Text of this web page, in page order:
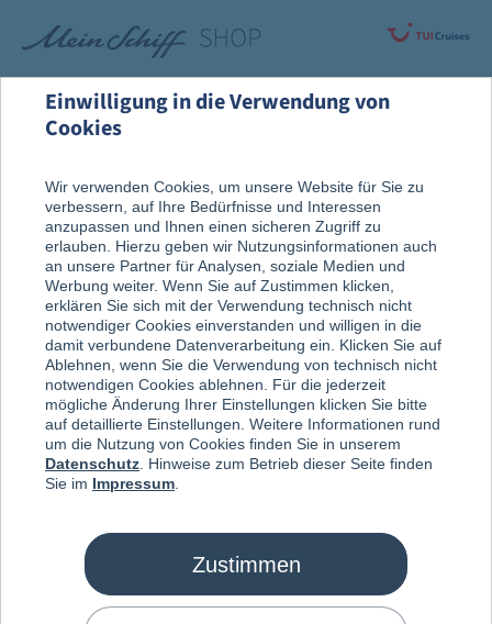
Rund um die Kreuzfahrt
Vor der Reise
Reise, Ausflug & An Bord
Mein Schiff®Herren Weste
Einwilligung in die Verwendung von
Cookies
Wir verwenden Cookies, um unsere Website für Sie zu
verbessern, auf Ihre Bedürfnisse und Interessen
anzupassen und Ihnen einen sicheren Zugriff zu
erlauben. Hierzu geben wir Nutzungsinformationen auch
an unsere Partner für Analysen, soziale Medien und
Werbung weiter. Wenn Sie auf Zustimmen klicken,
erklären Sie sich mit der Verwendung technisch nicht
notwendiger Cookies einverstanden und willigen in die
damit verbundene Datenverarbeitung ein. Klicken Sie auf
Ablehnen, wenn Sie die Verwendung von technisch nicht
notwendigen Cookies ablehnen. Für die jederzeit
mögliche Änderung Ihrer Einstellungen klicken Sie bitte
auf detaillierte Einstellungen. Weitere Informationen rund
um die Nutzung von Cookies finden Sie in unserem
Datenschutz . Hinweise zum Betrieb dieser Seite finden
Sie im Impressum
Zustimmen